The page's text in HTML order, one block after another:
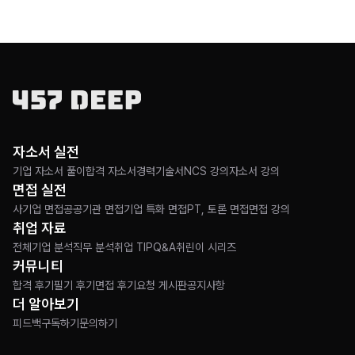
자소서 실전
기업 자소서 풀이 합격 자소서경력기술서 NCS 강의자소서 강의
면접 실전
사기업 면접공공기관 면접기업 특화 면접PT, 토론 면접면접 강의
취업 자료
전체 기업 분석직무 분석취업 TIPQ&A취린이 시리즈
커뮤니티
합격 후기 필기 후기 면접 후기 요청 게시판공지사항
더 알아보기
피드백구독하기 문의하기